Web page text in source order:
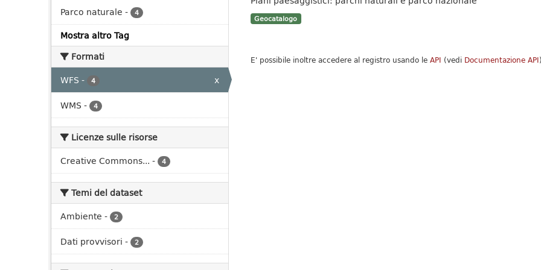
Parco naturale - 4
Mostra altro Tag
Formati
WFS - 4
x
WMS - 4
Licenze sulle risorse
Creative Commons... - 4
Temi del dataset
Ambiente - 2
Dati provvisori - 2
Geocatalogo
E' possibile inoltre accedere al registro usando le API (vedi Documentazione API